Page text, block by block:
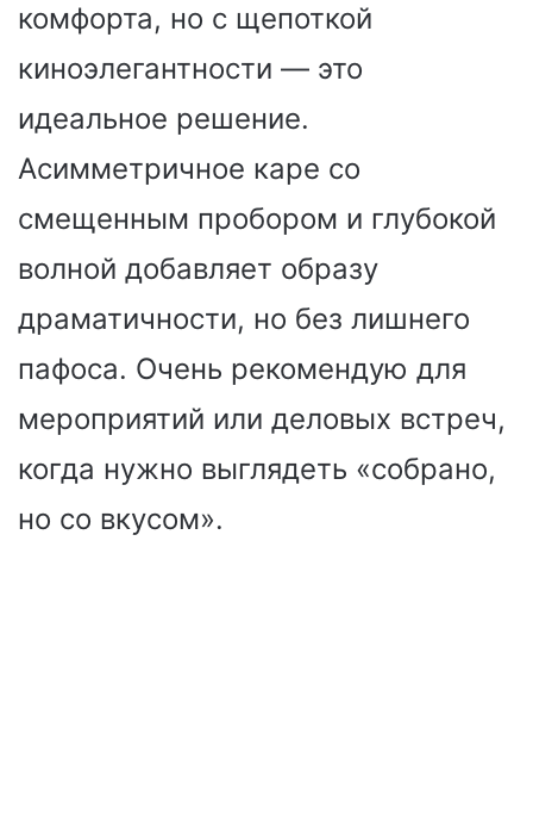
комфорта, но с щепоткой
киноэлегантности — это
идеальное решение.
Асимметричное каре со
смещенным пробором и глубокой
волной добавляет образу
драматичности, но без лишнего
пафоса. Очень рекомендую для
мероприятий или деловых встреч,
когда нужно выглядеть «собрано,
но со вкусом».